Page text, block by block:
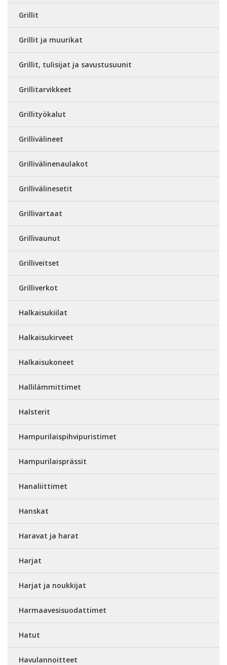
Grillit
Grillit ja muurikat
Grillit, tulisijat ja savustusuunit
Grillitarvikkeet
Grillityökalut
Grillivälineet
Grillivälinenaulakot
Grillivälinesetit
Grillivartaat
Grillivaunut
Grilliveitset
Grilliverkot
Halkaisukiilat
Halkaisukirveet
Halkaisukoneet
Hallilämmittimet
Halsterit
Hampurilaispihvipuristimet
Hampurilaisprässit
Hanaliittimet
Hanskat
Haravat ja harat
Harjat
Harjat ja noukkijat
Harmaavesisuodattimet
Hatut
Havulannoitteet